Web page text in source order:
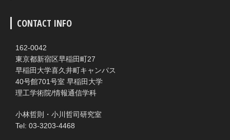
CONTACT INFO
162-0042
東京都新宿区早稲田町27
早稲田大学喜久井町キャンパス
40号館701号室 早稲田大学
理工学術院/情報通信学科
小林哲則・小川哲司研究室
Tel: 03-3203-4468